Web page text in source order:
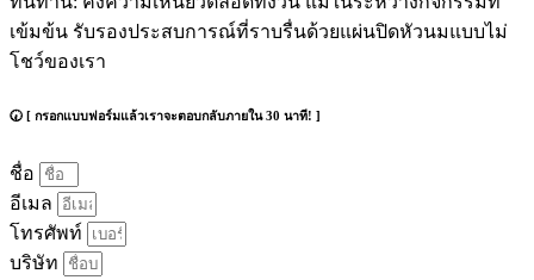
เข้มข้น รับรองประสบการณ์ที่ราบรื่นด้วยแผ่นปิดหัวนมแบบไม่
โชว์ของเรา
🕢 [ กรอกแบบฟอร์มแล้วเราจะตอบกลับภายใน 30 นาที! ]
ชื่อ
อีเมล
โทรศัพท์
บริษัท